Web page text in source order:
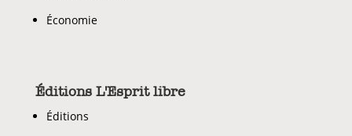
Économie
Éditions L'Esprit libre
Éditions